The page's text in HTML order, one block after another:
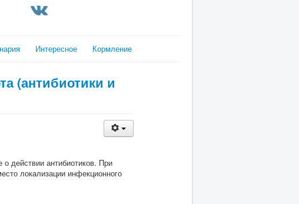
Интересное Кормление
(антибиотики и
действии антибиотиков. При
локализации инфекционного